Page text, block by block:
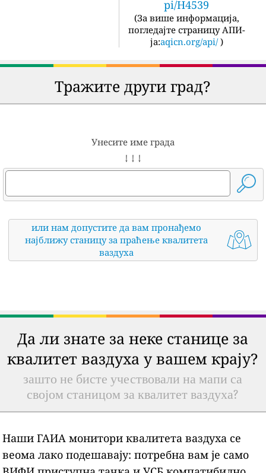
pi/H4539
(За више информација,
погледајте страницу АПИ-
ја:aqicn.org/api/ )
Тражите други град?
Унесите име града
↓ ↓ ↓
или нам допустите да вам пронађемо
најближу станицу за праћење квалитета
ваздуха
Да ли знате за неке станице за
квалитет ваздуха у вашем крају?
зашто не бисте учествовали на мапи са
својом станицом за квалитет ваздуха?
Наши ГАИА монитори квалитета ваздуха се
веома лако подешавају: потребна вам је само